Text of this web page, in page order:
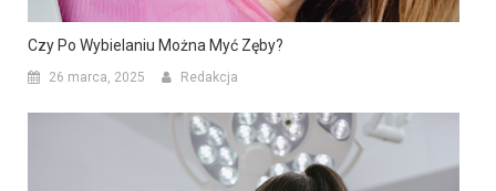
Czy Po Wybielaniu Można Myć Zęby?
26 marca, 2025 Redakcja